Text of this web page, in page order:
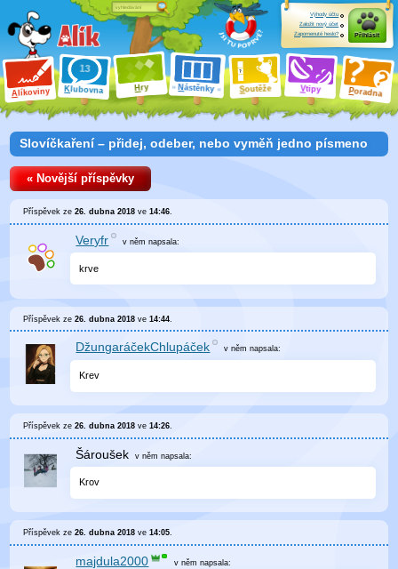
Alíkoviny Klubovna Hry Nástěnky Soutěže Vtipy Poradna
Výhody účtu
Založit nový účet
Zapomenuté heslo?
Přihlásit
Slovíčkaření – přidej, odeber, nebo vyměň jedno písmeno
« Novější příspěvky
Příspěvek ze26. dubna 2018 ve14:46.
Veryfr v němnapsala:
krve
Příspěvek ze26. dubna 2018 ve14:44
DžungaráčekChlupáček v němnapsala:
Krev
Příspěvek ze26. dubna 2018 ve14:26
Šároušek v něm napsala:
Krov
Příspěvek ze26. dubna 2018 ve14:05.
majdula2000 v něm napsala: